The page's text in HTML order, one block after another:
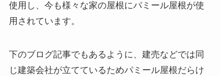
使用し、今も様々な家の屋根にパミール屋根が使
用されています。
下のブログ記事でもあるように、建売などでは同
じ建築会社が立てているためパミール屋根だらけ